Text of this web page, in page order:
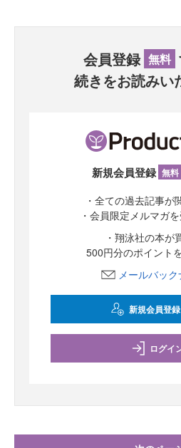
会員登録 無料
続きをお読みい
新規会員登録 無料
・全ての過去記事が
・会員限定メルマガ
・翔泳社の本が
500円分のポイント
メールバッ
新規会員登録
ログイ